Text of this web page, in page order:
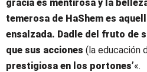
gracia es mentirosa y la
temerosa de HaShem es
ensalzada. Dadle del fruto de
que sus acciones (la educación
prestigiosa en los portones’«.